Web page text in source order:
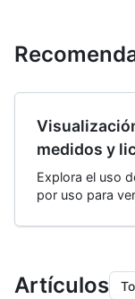
medidos y
Explora el uso
por uso para
Artículos